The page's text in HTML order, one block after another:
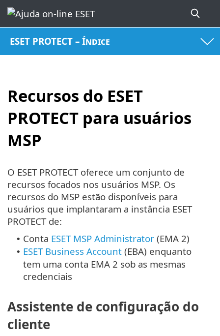
ESET PROTECT – Índice
Recursos do ESET
PROTECT para usuários
MSP
O ESET PROTECT oferece um conjunto de
recursos focados nos usuários MSP. Os
recursos do MSP estão disponíveis para
usuários que implantaram a instância ESET
PROTECT de:
• Conta ESET MSP Administrator (EMA 2)
• ESET Business Account (EBA) enquanto
tem uma conta EMA 2 sob as mesmas
credenciais
Assistente de configuração do
cliente